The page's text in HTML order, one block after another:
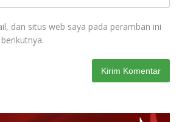
dan situs web saya pada peramban ini